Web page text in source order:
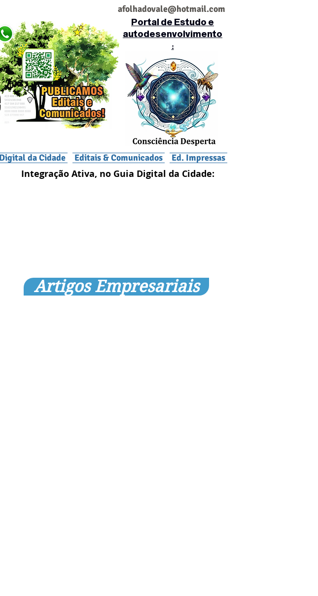
afolhadovale@hotmail.com
Portal de Estudo e
autodesenvolvimento
:
da Cidade Editais & Comunicados Ed. Impressas
Integração Ativa, no Guia Digital da Cidade:
Artigos Empresariais